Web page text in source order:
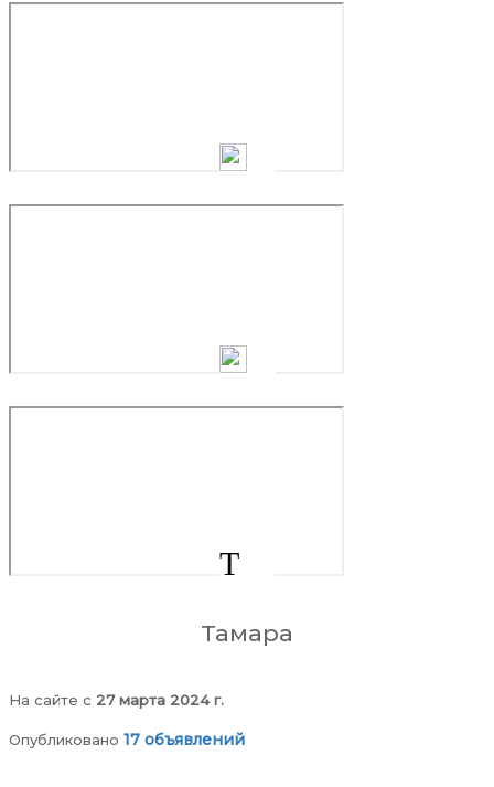
Т
Тамара
На сайте c 27 марта 2024 г.
Опубликовано 17 объявлений